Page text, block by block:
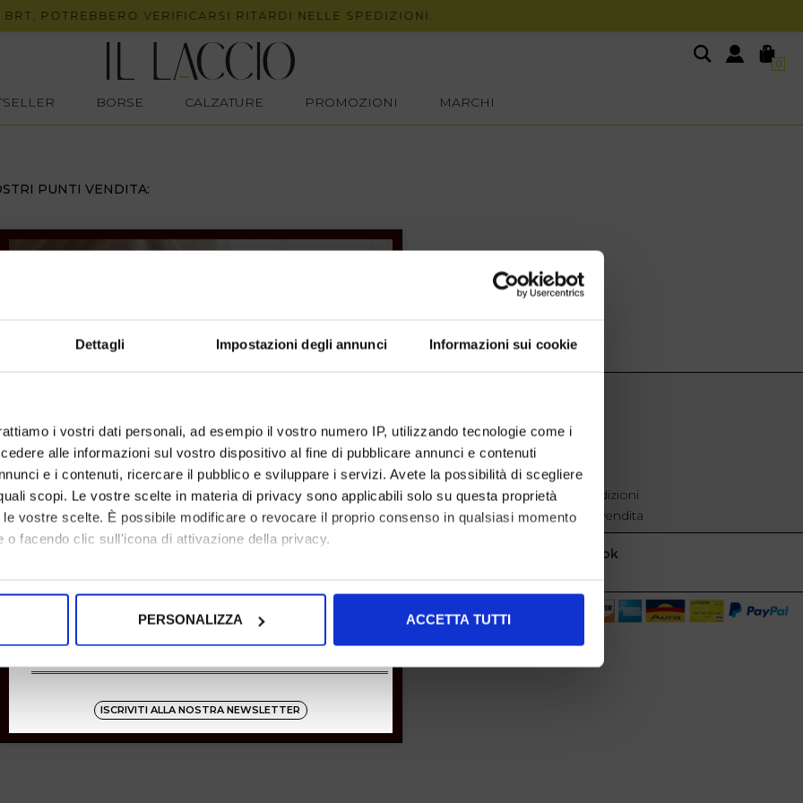
Dettagli Impostazioni degli annunci Informazioni sui cookie
i vostri dati personali, ad esempio il vostro numero IP, utilizzando tecnologie come i
alle informazioni sul vostro dispositivo al fine di pubblicare annunci e contenuti
e i contenuti, ricercare il pubblico e sviluppare i servizi. Avete la possibilità di scegliere
scopi. Le vostre scelte in materia di privacy sono applicabili solo su questa proprietà
vostre scelte. È possibile modificare o revocare il proprio consenso in qualsiasi momento
o facendo clic sull'icona di attivazione della privacy.
anche:
scansionandolo attivamente alla ricerca di caratteristiche specifiche (impronte
elaborati i tuoi dati personali e imposta le tue preferenze nella
PERSONALIZZA ACCETTA TUTTI
POTREBBERO VERIFICARSI RITARDI NELLE SPEDIZIONI.
0
BORSE CALZATURE PROMOZIONI MARCHI
PUNTI VENDITA:
SHOPPING
Resi
Pagamenti
Spedizione
EXTRA
cookie policy
Privacy
Termini e condizioni
Condizioni di vendita
Facebook
ISCRIVITI ALLA NOSTRA NEWSLETTER